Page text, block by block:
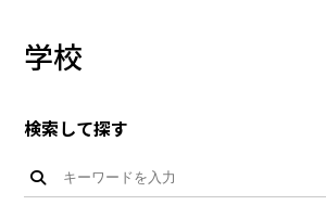
学校
検索して探す